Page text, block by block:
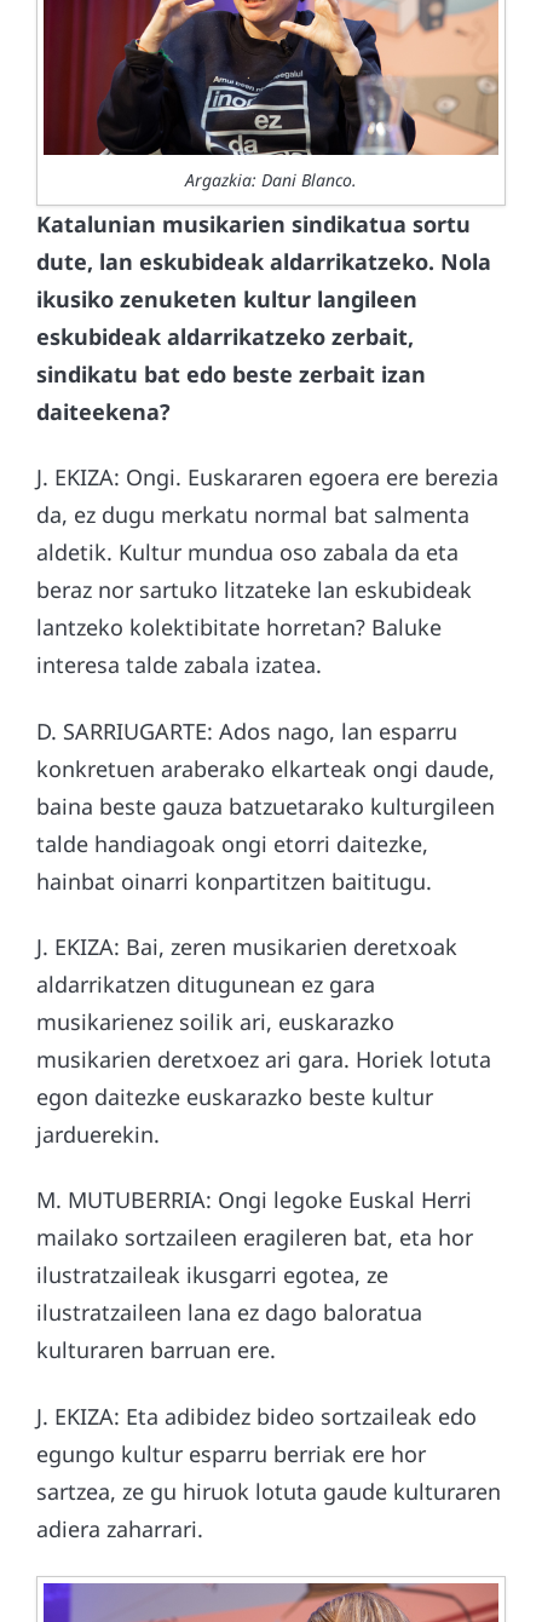
Argazkia: Dani Blanco.
Katalunian musikarien sindikatua sortu
dute, lan eskubideak aldarrikatzeko. Nola
ikusiko zenuketen kultur langileen
eskubideak aldarrikatzeko zerbait,
sindikatu bat edo beste zerbait izan
daiteekena?
J. EKIZA: Ongi. Euskararen egoera ere berezia
da, ez dugu merkatu normal bat salmenta
aldetik. Kultur mundua oso zabala da eta
beraz nor sartuko litzateke lan eskubideak
lantzeko kolektibitate horretan? Baluke
interesa talde zabala izatea.
D. SARRIUGARTE: Ados nago, lan esparru
konkretuen araberako elkarteak ongi daude,
baina beste gauza batzuetarako kulturgileen
talde handiagoak ongi etorri daitezke,
hainbat oinarri konpartitzen baititugu.
J. EKIZA: Bai, zeren musikarien deretxoak
aldarrikatzen ditugunean ez gara
musikarienez soilik ari, euskarazko
musikarien deretxoez ari gara. Horiek lotuta
egon daitezke euskarazko beste kultur
jarduerekin.
M. MUTUBERRIA: Ongi legoke Euskal Herri
mailako sortzaileen eragileren bat, eta hor
ilustratzaileak ikusgarri egotea, ze
ilustratzaileen lana ez dago baloratua
kulturaren barruan ere.
J. EKIZA: Eta adibidez bideo sortzaileak edo
egungo kultur esparru berriak ere hor
sartzea, ze gu hiruok lotuta gaude kulturaren
adiera zaharrari.